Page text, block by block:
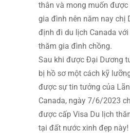
thân và mong muốn được
gia đình nên năm nay chị
định đi du lịch Canada
thăm gia đình chồng.
Sau khi được Đại Dương
bị hồ sơ một cách kỹ
được sự tin tưởng của
Canada, ngày 7/6/2023
được cấp Visa Du lịch
tại đất nước xinh đẹp này!